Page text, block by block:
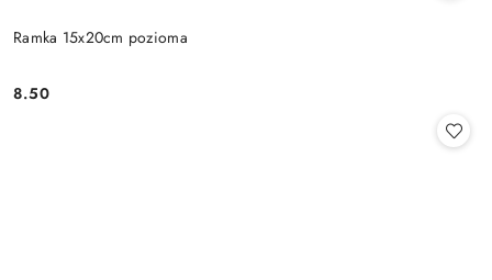
Ramka 15x20cm pozioma
Cena:
8.50